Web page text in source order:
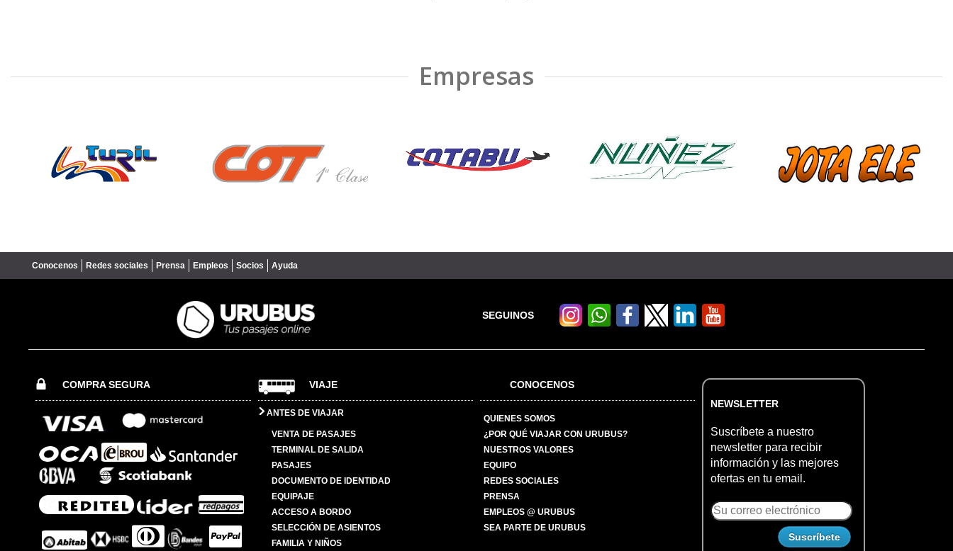
Empresas
Conocenos Redes sociales Prensa Empleos Socios Ayuda
SEGUINOS
COMPRA SEGURA VIAJE
ANTES DE VIAJAR
VENTA DE PASAJES
TERMINAL DE SALIDA
PASAJES
DOCUMENTO DE IDENTIDAD
EQUIPAJE
ACCESO A BORDO
SELECCIÓN DE ASIENTOS
FAMILIA Y NIÑOS
CONOCENOS
QUIENES SOMOS
¿POR QUÉ VIAJAR CON URUBUS?
NUESTROS VALORES
EQUIPO
REDES SOCIALES
PRENSA
EMPLEOS @ URUBUS
SEA PARTE DE URUBUS
NEWSLETTER
Suscríbete a nuestro
newsletter para recibir
información y las mejores
ofertas en tu email.